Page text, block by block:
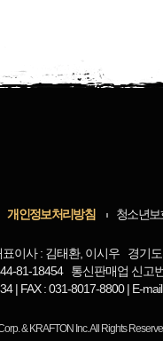
개인정보처리방침 청소년보
이사 : 김태환, 이시우 경기
81-18454 통신판매업 신고
| FAX : 031-8017-8800 | E-
& KRAFTON Inc.All Rights